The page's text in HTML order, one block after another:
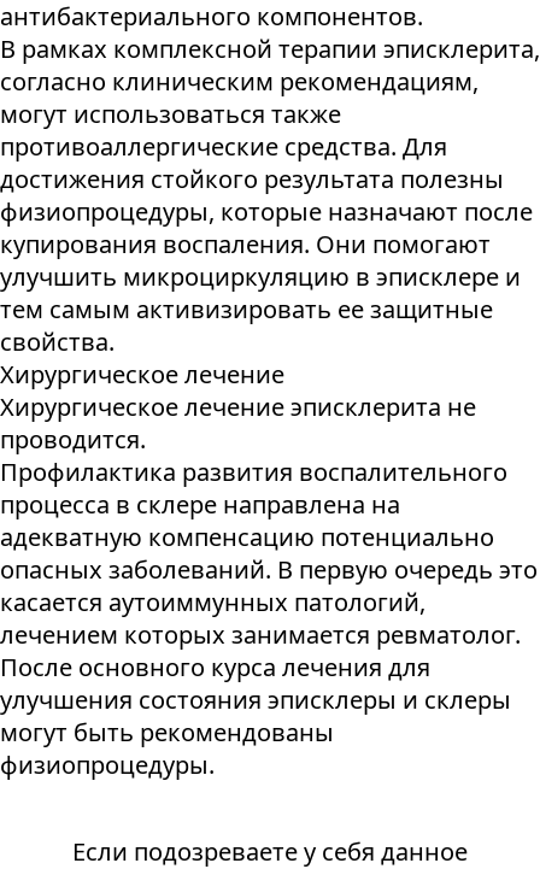
антибактериального компонентов.
В рамках комплексной терапии эписклерита,
согласно клиническим рекомендациям,
могут использоваться также
противоаллергические средства. Для
достижения стойкого результата полезны
физиопроцедуры, которые назначают после
купирования воспаления. Они помогают
улучшить микроциркуляцию в эписклере и
тем самым активизировать ее защитные
свойства.
Хирургическое лечение
Хирургическое лечение эписклерита не
проводится.
Профилактика развития воспалительного
процесса в склере направлена на
адекватную компенсацию потенциально
опасных заболеваний. В первую очередь это
касается аутоиммунных патологий,
лечением которых занимается ревматолог.
После основного курса лечения для
улучшения состояния эписклеры и склеры
могут быть рекомендованы
физиопроцедуры.
Если подозреваете у себя данное